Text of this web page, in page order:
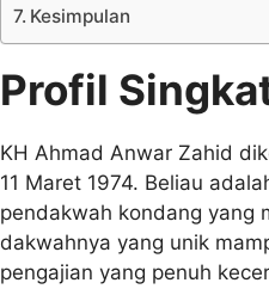
Kesimpulan
Profil
KH Ahmad Anwar Zahid
11 Maret 1974. Beliau
pendakwah kondang yang
dakwahnya yang unik
pengajian yang penuh